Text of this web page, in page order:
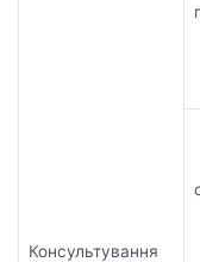
Консультування